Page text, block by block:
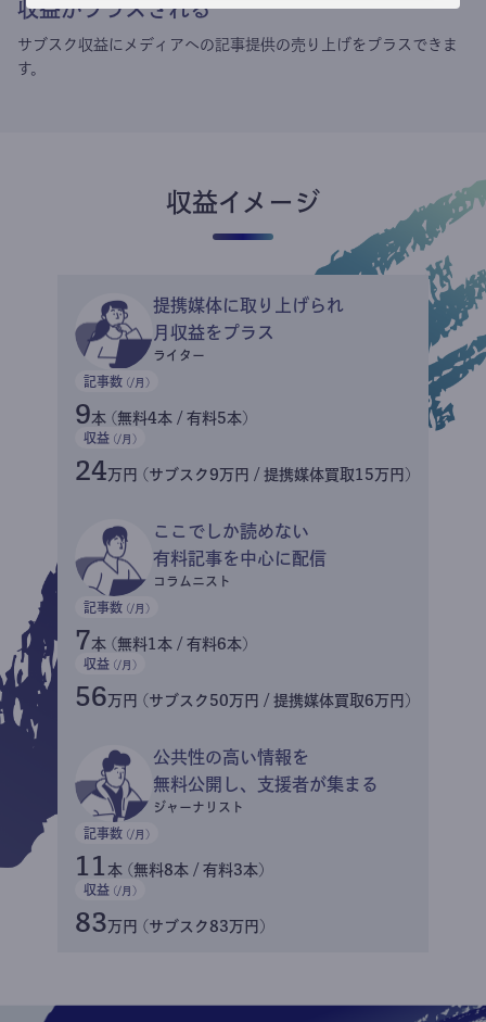
収益がプラスされる
サブスク収益にメディアへの記事提供の売り上げをプラスできま
す。
収益イメージ
提携媒体に取り上げられ
月収益をプラス
ライター
記事数 (/月)
9本 (無料4本 / 有料5本)
収益 (/月)
24万円 (サブスク9万円 / 提携媒体買取15万円)
ここでしか読めない
有料記事を中心に配信
コラムニスト
記事数 (/月)
7本 (無料1本 / 有料6本)
収益 (/月)
56万円 (サブスク50万円 / 提携媒体買取6万円)
公共性の高い情報を
無料公開し、支援者が集まる
ジャーナリスト
記事数 (/月)
11 本 (無料8本 / 有料3本)
収益 (/月)
83万円 (サブスク83万円)